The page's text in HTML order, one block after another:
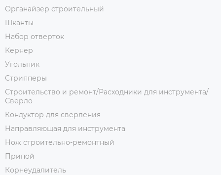
Органайзер строительный
Шканты
Набор отверток
Кернер
Угольник
Стрипперы
Строительство и ремонт/Расходники для инструмента/
Сверло
Кондуктор для сверления
Направляющая для инструмента
Нож строительно-ремонтный
Припой
Корнеудалитель